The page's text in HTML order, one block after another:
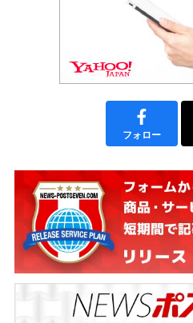
フォロー